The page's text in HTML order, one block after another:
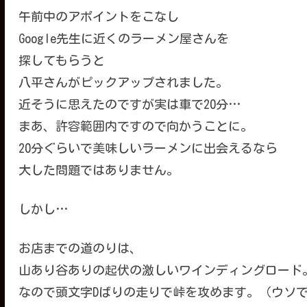
午前中のアポイントをこなし
Google先生に近くのラーメン屋さんを
探してもらうと
八平さんがピックアップされました。
近そうに思えたのですが実は車で20分…
まあ、許容範囲内ですので向かうことに。
20分ぐらいで美味しいラーメンに出会えるなら
大した問題ではありません。
しかし…
お店までの道のりは、
山あり谷ありの起伏の激しいワインディングロード
なので頭文字Dばりの走りで峠を攻めます。（ウソで